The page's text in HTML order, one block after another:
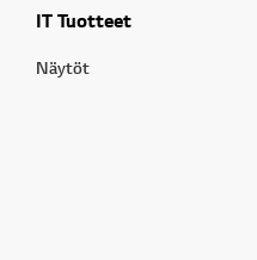
IT Tuotteet
Näytöt